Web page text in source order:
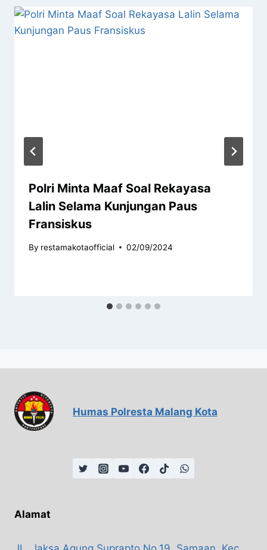
Polri Minta Maaf Soal Rekayasa
Lalin Selama Kunjungan Paus
Fransiskus
By restamakotaofficial 02/09/2024
Humas Polresta Malang Kota
Alamat